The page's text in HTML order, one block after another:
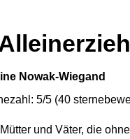
Nowak-Wiegand
5/5 (40
und Väter, die